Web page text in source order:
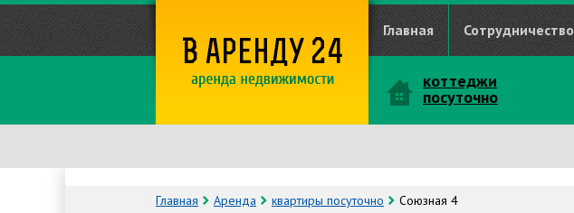
Главная Сотрудничество
коттеджи
посуточно
Главная Аренда квартиры посуточно Союзная 4